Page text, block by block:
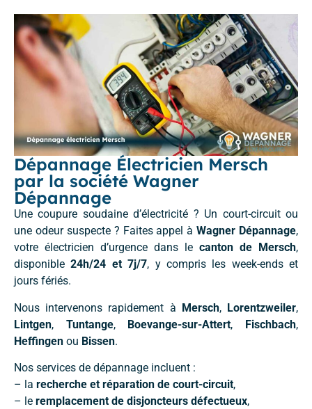
Dépannage Électricien Mersch
par la société Wagner
Dépannage
Une coupure soudaine d’électricité ? Un court-circuit ou
une odeur suspecte ? Faites appel àWagner Dépannage,
votre électricien d’urgence dans le canton de Mersch,
disponible24h/24 et 7j/7, y compris les week-ends et
jours fériés.
Nous intervenons rapidement à Mersch, Lorentzweiler,
Lintgen, Tuntange, Boevange-sur-Attert, Fischbach,
Heffingen ou Bissen.
Nos services de dépannage incluent :
– la recherche et réparation de court-circuit,
– le remplacement de disjoncteurs défectueux,